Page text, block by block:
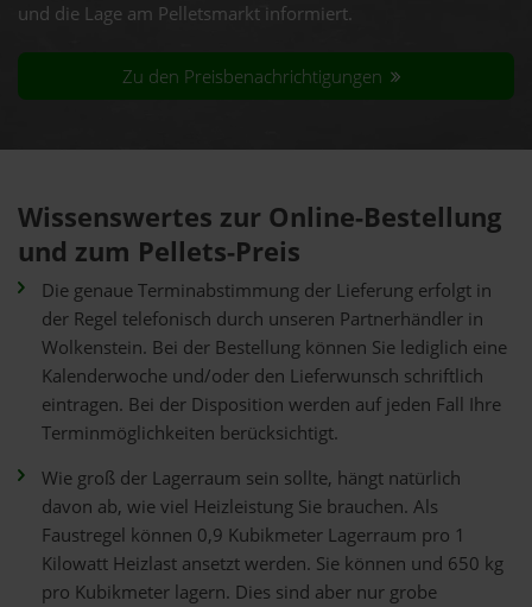
und die Lage am Pelletsmarkt informiert.
Zu den Preisbenachrichtigungen
Wissenswertes zur Online-Bestellung
und zum Pellets-Preis
Die genaue Terminabstimmung der Lieferung erfolgt in
der Regel telefonisch durch unseren Partnerhändler in
Wolkenstein. Bei der Bestellung können Sie lediglich eine
Kalenderwoche und/oder den Lieferwunsch schriftlich
eintragen. Bei der Disposition werden auf jeden Fall Ihre
Terminmöglichkeiten berücksichtigt.
Wie groß der Lagerraum sein sollte, hängt natürlich
davon ab, wie viel Heizleistung Sie brauchen. Als
Faustregel können 0,9 Kubikmeter Lagerraum pro 1
Kilowatt Heizlast ansetzt werden. Sie können und 650 kg
pro Kubikmeter lagern. Dies sind aber nur grobe